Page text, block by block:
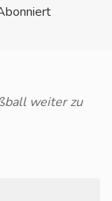
weiter zu